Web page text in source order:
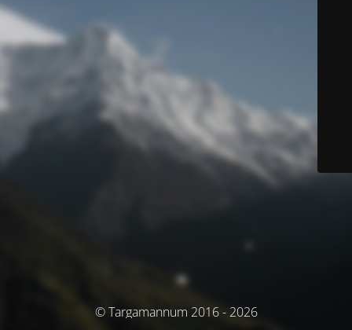
© Targamannum 2016 - 2026